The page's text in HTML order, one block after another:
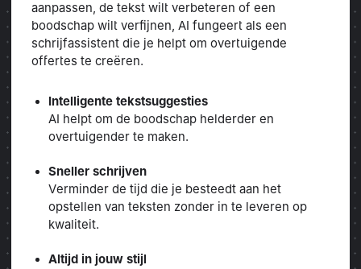
aanpassen, de tekst wilt verbeteren of een
boodschap wilt verfijnen, AI fungeert als een
schrijfassistent die je helpt om overtuigende
offertes te creëren.
Intelligente tekstsuggesties
AI helpt om de boodschap helderder en
overtuigender te maken.
Sneller schrijven
Verminder de tijd die je besteedt aan het
opstellen van teksten zonder in te leveren op
kwaliteit.
Altijd in jouw stijl